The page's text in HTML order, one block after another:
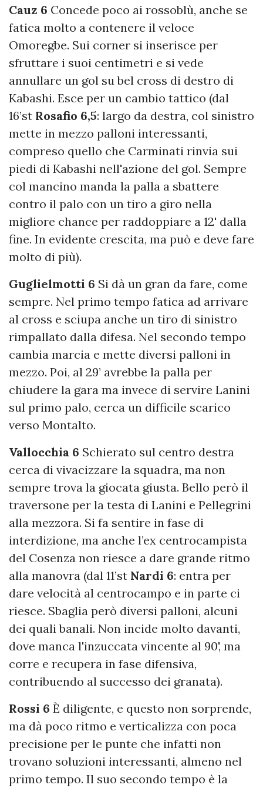
Cauz 6 Concede poco ai rossoblù, anche se
fatica molto a contenere il veloce
Omoregbe. Sui corner si inserisce per
sfruttare i suoi centimetri e si vede
annullare un gol su bel cross di destro di
Kabashi. Esce per un cambio tattico (dal
16’st Rosafio 6,5: largo da destra, col sinistro
mette in mezzo palloni interessanti,
compreso quello che Carminati rinvia sui
piedi di Kabashi nell'azione del gol. Sempre
col mancino manda la palla a sbattere
contro il palo con un tiro a giro nella
migliore chance per raddoppiare a 12' dalla
fine. In evidente crescita, ma può e deve fare
molto di più).
Guglielmotti 6 Si dà un gran da fare, come
sempre. Nel primo tempo fatica ad arrivare
al cross e sciupa anche un tiro di sinistro
rimpallato dalla difesa. Nel secondo tempo
cambia marcia e mette diversi palloni in
mezzo. Poi, al 29’ avrebbe la palla per
chiudere la gara ma invece di servire Lanini
sul primo palo, cerca un difficile scarico
verso Montalto.
Vallocchia 6 Schierato sul centro destra
cerca di vivacizzare la squadra, ma non
sempre trova la giocata giusta. Bello però il
traversone per la testa di Lanini e Pellegrini
alla mezzora. Si fa sentire in fase di
interdizione, ma anche l’ex centrocampista
del Cosenza non riesce a dare grande ritmo
alla manovra (dal 11’st Nardi 6: entra per
dare velocità al centrocampo e in parte ci
riesce. Sbaglia però diversi palloni, alcuni
dei quali banali. Non incide molto davanti,
dove manca l'inzuccata vincente al 90', ma
corre e recupera in fase difensiva,
contribuendo al successo dei granata).
Rossi 6 È diligente, e questo non sorprende,
ma dà poco ritmo e verticalizza con poca
precisione per le punte che infatti non
trovano soluzioni interessanti, almeno nel
primo tempo. Il suo secondo tempo è la